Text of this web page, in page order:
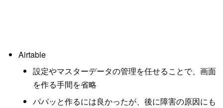
Airtable
設定やマスターデータの管理を任せることで、画面
を作る手間を省略
パパッと作るには良かったが、後に障害の原因にも